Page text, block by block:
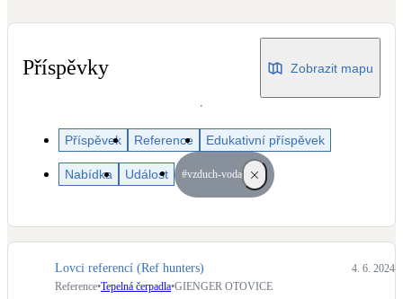
Na přípravu teplé vody i přitápění
Klimatizace
Tepelná čerpadla na chlazení
Okna / dveře
Příspěvky Zobrazit mapu
Příspěvek Reference Edukativní příspěvek
Nabídka Událost #vzduch-voda
Lovci referencí (Ref hunters)
4. 6. 2024
Reference•Tepelná čerpadla•GIENGER OTOVICE